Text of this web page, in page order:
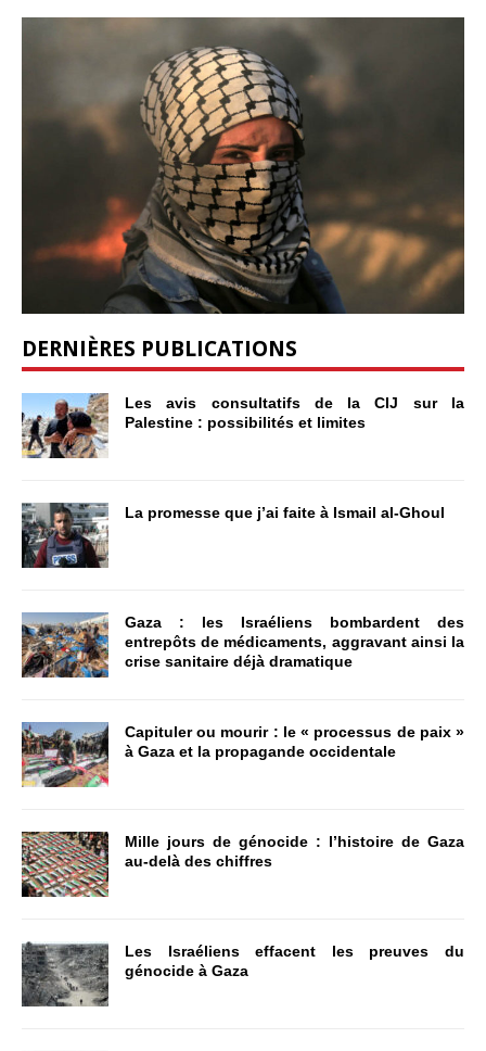
DERNIÈRES PUBLICATIONS
Les avis consultatifs de la CIJ sur la
Palestine : possibilités et limites
La promesse que j’ai faite à Ismail al-Ghoul
Gaza : les Israéliens bombardent des
entrepôts de médicaments, aggravant ainsi la
crise sanitaire déjà dramatique
Capituler ou mourir : le « processus de paix »
à Gaza et la propagande occidentale
Mille jours de génocide : l’histoire de Gaza
au-delà des chiffres
Les Israéliens effacent les preuves du
génocide à Gaza